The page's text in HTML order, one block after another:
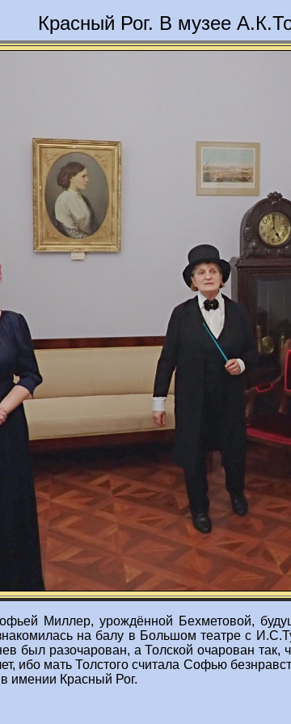
Красный Рог. В музее
Миллер, урождённой Бехметовой,
на балу в Большом театре с
был разочарован, а Толской очарован
ибо мать Толстого считала Софью
имении Красный Рог.